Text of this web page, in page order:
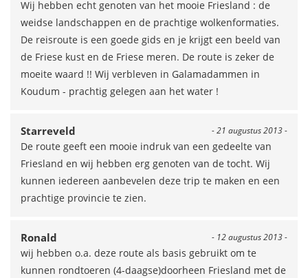
Wij hebben echt genoten van het mooie Friesland : de
weidse landschappen en de prachtige wolkenformaties.
De reisroute is een goede gids en je krijgt een beeld van
de Friese kust en de Friese meren. De route is zeker de
moeite waard !! Wij verbleven in Galamadammen in
Koudum - prachtig gelegen aan het water !
- 21 augustus 2013 -
Starreveld
De route geeft een mooie indruk van een gedeelte van
Friesland en wij hebben erg genoten van de tocht. Wij
kunnen iedereen aanbevelen deze trip te maken en een
prachtige provincie te zien.
- 12 augustus 2013 -
Ronald
wij hebben o.a. deze route als basis gebruikt om te
kunnen rondtoeren (4-daagse)doorheen Friesland met de